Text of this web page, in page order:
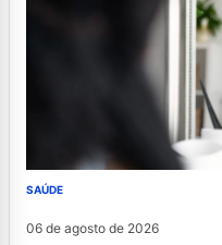
SAÚDE
06 de agosto de 2026